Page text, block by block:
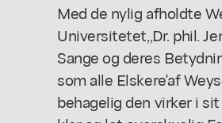
Med de nylig afholdte
Universitetet,,Dr. phil.
Sange og deres
som alle Elskere'af
behagelig den virker i